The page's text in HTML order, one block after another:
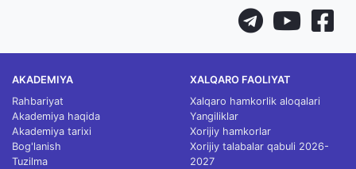
AKADEMIYA
Rahbariyat
Akademiya haqida
Akademiya tarixi
Bog'lanish
Tuzilma
XALQARO FAOLIYAT
Xalqaro hamkorlik aloqalari
Yangiliklar
Xorijiy hamkorlar
Xorijiy talabalar qabuli 2026-
2027